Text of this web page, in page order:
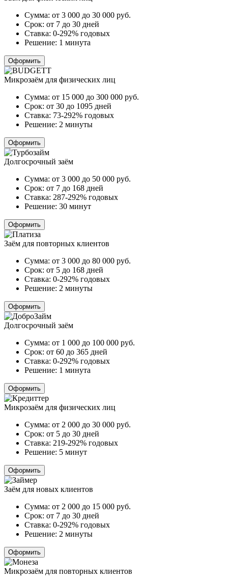
Сумма: от 3 000 до 30 000 руб.
Срок: от 7 до 30 дней
Ставка: 0-292% годовых
Решение: 1 минута
Оформить
Микрозаём для физических лиц
Сумма: от 15 000 до 300 000 руб.
Срок: от 30 до 1095 дней
Ставка: 73-292% годовых
Решение: 2 минуты
Оформить
Долгосрочный заём
Сумма: от 3 000 до 50 000 руб.
Срок: от 7 до 168 дней
Ставка: 287-292% годовых
Решение: 30 минут
Оформить
Заём для повторных клиентов
Сумма: от 3 000 до 80 000 руб.
Срок: от 5 до 168 дней
Ставка: 0-292% годовых
Решение: 2 минуты
Оформить
Долгосрочный заём
Сумма: от 1 000 до 100 000 руб.
Срок: от 60 до 365 дней
Ставка: 0-292% годовых
Решение: 1 минута
Оформить
Микрозаём для физических лиц
Сумма: от 2 000 до 30 000 руб.
Срок: от 5 до 30 дней
Ставка: 219-292% годовых
Решение: 5 минут
Оформить
Заём для новых клиентов
Сумма: от 2 000 до 15 000 руб.
Срок: от 7 до 30 дней
Ставка: 0-292% годовых
Решение: 2 минуты
Оформить
Микрозаём для повторных клиентов